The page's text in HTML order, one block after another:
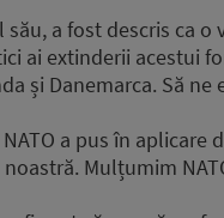
a fost descris ca o
ai extinderii acestui
și Danemarca. Să
a pus în aplicare
Mulțumim